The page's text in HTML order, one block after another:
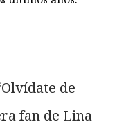
de
fan de Lina